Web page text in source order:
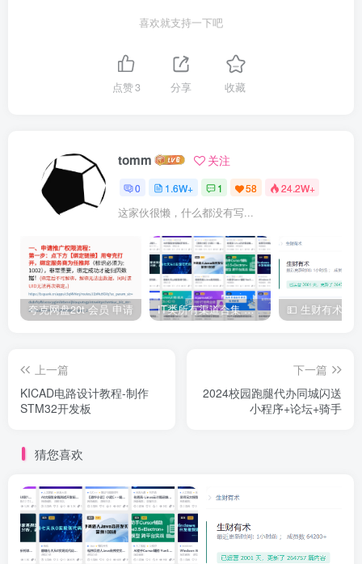
| ├──150-MySQL-对MySQL索引了解吗？.avi 35.93M
| ├──152-MySQL-MySQL索引结构为什么不选择二叉查找树？.avi
| ├──153-MySQL-MySQL索引结构为什么不使用二叉查找树？.avi
| ├──154-MySQL-什么是局部性原理？.avi 25.49M
| ├──159-MySQL-MySQL索引结构为什么不选择红黑树？.avi
| ├──160-MySQL-MySQL索引结构为什么不使用B Tree？.avi
| ├──161-MySQL-MySQL索引结构为什么不使用B Tree？.avi
| ├──162-MySQL-MySQL索引结构为什么使用B加Tree？.avi
| ├──163-MySQL-MySQL索引结构为什么使用B加Tree？.avi
| ├──165-MySQL-MySQL索引结构为什么使用B加Tree？.avi
| ├──166-MySQL-MySQL索引结构为什么使用B加Tree？.avi
| ├──167-MySQL-MySQL索引结构为什么使用B加Tree？.avi
| ├──168-MySQL-MySQL为什么建议使用自增数字作为主键索引？
| ├──169-MySQL-请解释一下 主键索引、聚集索引、辅助索引、非
| ├──170-MySQL-什么是MySQL回表查询？.avi 30.13M
| ├──173-MySQL-MySQL数据库InnoDB和MyISAM存储引擎有什么
| ├──174-SpringBoot-请说一说Spring Boot的自动装配原理？
| ├──175-SpringBoot-如何实现一个自己的Spring Boot
| ├──176-SpringBoot-Spring Boot与SSM有什么区别和优势？
| ├──179-SpringBoot-Spring Boot如何排除某些类的自动装配
| ├──180-SpringBoot-SpringBoot项目如何实现异步调用1？
| ├──182-SpringBoot-SpringBoot项目如何实现异步调用3？
| ├──183-SpringBoot-SpringBoot项目如何实现异步调用4？
| ├──184-SpringBoot默认是使用JDK动态代理还是CGLIB动态代
| ├──185-SpringBoot为什么默认是使用CGLIB动态代理？.avi
| ├──186-SpringBoot-SpringBoot为什么默认是使用CGLIB动态
喜欢就支持一下吧
点赞3 分享 收藏
tomm 关注
0 1.6W+ 1 58 24.2W+
这家伙很懒，什么都没有写...
夸克网盘20t 会员 申请 IT类所有渠道合集 持续日更，目前近四千多条资源 年费用户微信私信获取权限
上一篇
KICAD电路设计教程-制作
STM32开发板
下一篇
2024校园跑腿代办同城闪送
小程序+论坛+骑手
猜您喜欢